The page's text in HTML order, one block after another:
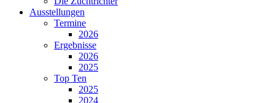
Ausstellungen
Termine
2026
Ergebnisse
2026
2025
Top Ten
2025
2024